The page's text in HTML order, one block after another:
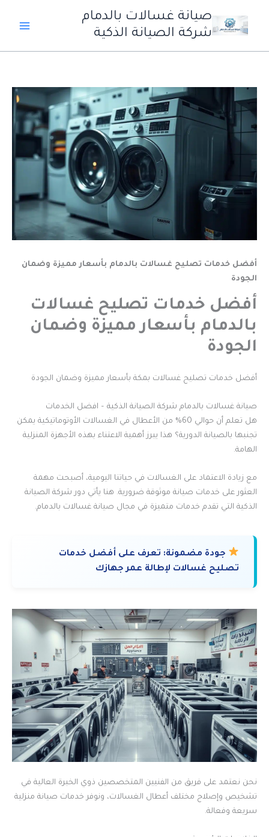
المحتوى
صيانة غسالات بالدمام
شركة الصيانة الذكية
أفضل خدمات تصليح غسالات بالدمام بأسعار مميزة وضمان
الجودة
أفضل خدمات تصليح غسالات
بالدمام بأسعار مميزة وضمان
الجودة
أفضل خدمات تصليح غسالات بمكة بأسعار مميزة وضمان الجودة
صيانة غسالات بالدمام شركة الصيانة الذكية – افضل الخدمات
هل تعلم أن حوالي 60% من الأعطال في الغسالات الأوتوماتيكية يمكن
تجنبها بالصيانة الدورية؟ هذا يبرز أهمية الاعتناء بهذه الأجهزة المنزلية
الهامة.
مع زيادة الاعتماد على الغسالات في حياتنا اليومية، أصبحت مهمة
العثور على خدمات صيانة موثوقة ضرورية. هنا يأتي دور شركة الصيانة
الذكية التي تقدم خدمات متميزة في مجال صيانة غسالات بالدمام.
جودة مضمونة: تعرف على أفضل خدمات
تصليح غسالات لإطالة عمر جهازك
نحن نعتمد على فريق من الفنيين المتخصصين ذوي الخبرة العالية في
تشخيص وإصلاح مختلف أعطال الغسالات، ونوفر خدمات صيانة منزلية
سريعة وفعالة.